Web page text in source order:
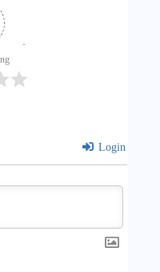
Login